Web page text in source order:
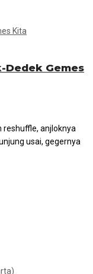
Dedek Gemes
anjloknya
usai, gegernya